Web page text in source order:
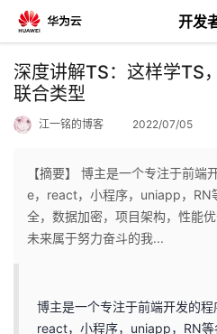
开发
返
回
个
深度讲解TS：这样学TS
联合类型
江一铭的博客 2022/07/05
【摘要】 博主是一个专注于前
e，react，小程序，uniapp，RN
全，数据加密，项目架构，性能
未来属于努力奋斗的我...
博主是一个专注于前端开发的程
react，小程序，uniapp，RN等